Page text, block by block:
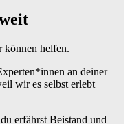
können helfen.
an deiner
wir es selbst erlebt
erfährst Beistand und